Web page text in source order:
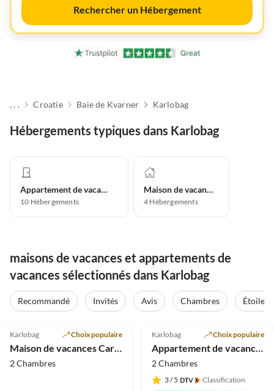
Rechercher un Hébergement
. . . Croatie Baie de Kvarner Karlobag
Hébergements typiques dans Karlobag
Appartement de vacances
10 Hébergements
Maison de vacances
4 Hébergements
maisons de vacances et appartements de
vacances sélectionnés dans Karlobag
Recommandé Invités Avis Chambres
Étoiles
Karlobag Choix populaire
Maison de vacances Carlo - Appartement de Vacances Top 2
2 Chambres
Karlobag Choix populaire
Appartement de vacances Villa
2 Chambres
3/ 5
Classification